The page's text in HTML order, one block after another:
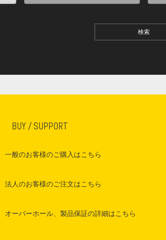
BUY / SUPPORT
一般のお客様のご購入はこちら
法人のお客様のご注文はこちら
オーバーホール、製品保証の詳細はこちら